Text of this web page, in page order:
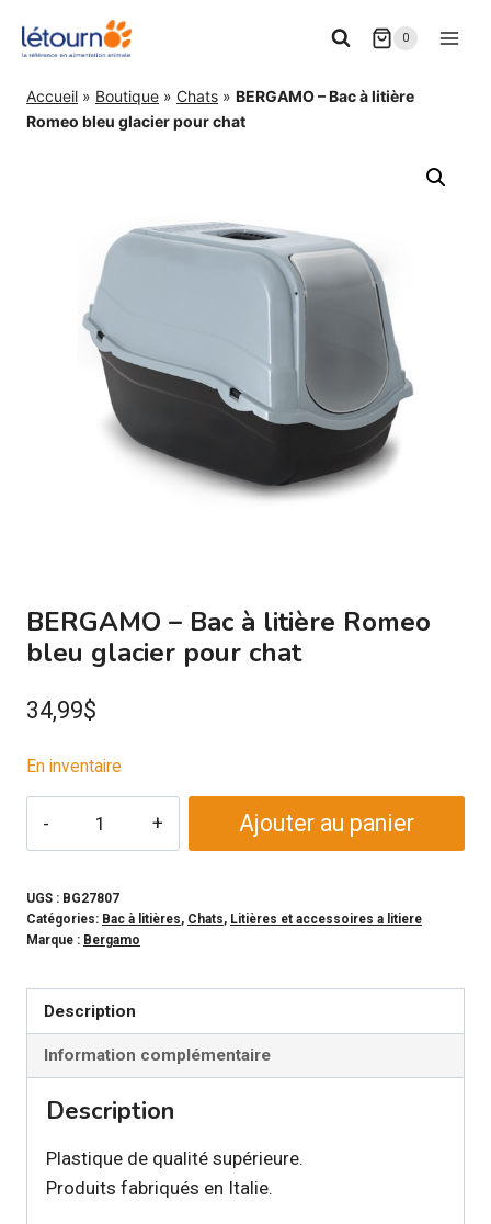
0
Accueil » Boutique » Chats » BERGAMO – Bac à litière
Romeo bleu glacier pour chat
BERGAMO – Bac à litière Romeo
bleu glacier pour chat
34,99$
En inventaire
-
Bac
litière
Romeo
bleu
glacier
pour
Ajouter au panier
UGS : BG27807
Catégories: Bac à litières, Chats, Litières et accessoires a litiere
Marque : Bergamo
Description
Information complémentaire
Description
Plastique de qualité supérieure.
Produits fabriqués en Italie.